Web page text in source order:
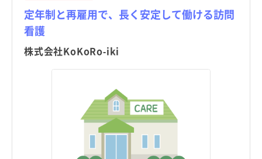
定年制と再雇用で、長く安定して働ける訪問
看護
株式会社KoKoRo-iki